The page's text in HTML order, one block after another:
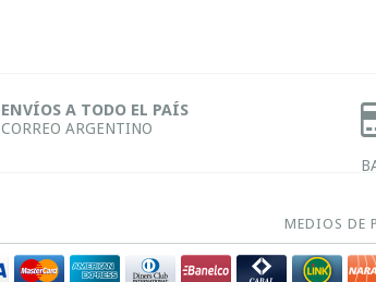
ENVÍOS A TODO EL PAÍS
CORREO ARGENTINO
MEDIOS DE